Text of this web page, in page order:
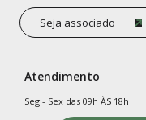
Seja associado
Atendimento
Seg - Sex das 09h ÀS 18h